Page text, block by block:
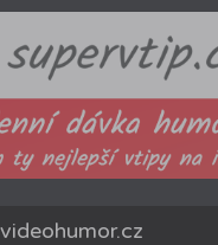
videohumor.cz